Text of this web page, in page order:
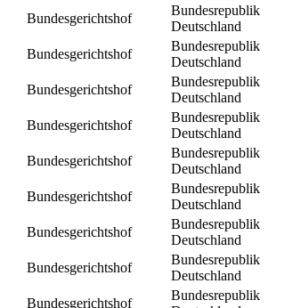
Bundesgerichtshof
Bundesrepublik
Deutschland
Bundesgerichtshof
Bundesrepublik
Deutschland
Bundesgerichtshof
Bundesrepublik
Deutschland
Bundesgerichtshof
Bundesrepublik
Deutschland
Bundesgerichtshof
Bundesrepublik
Deutschland
Bundesgerichtshof
Bundesrepublik
Deutschland
Bundesgerichtshof
Bundesrepublik
Deutschland
Bundesgerichtshof
Bundesrepublik
Deutschland
Bundesgerichtshof
Bundesrepublik